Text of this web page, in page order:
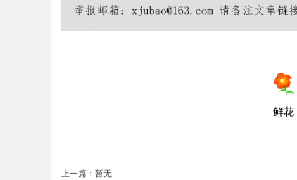
鲜花
上一篇：暂无